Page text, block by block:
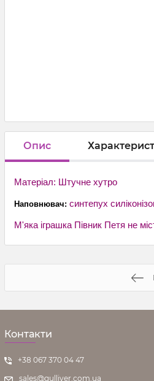
Опис
Матеріал: Штучне хутро
Наповнювач: синтепух
М'яка іграшка Півник Петя не
Контакти
+38 067 370 04 47
sales@gulliver.com.ua